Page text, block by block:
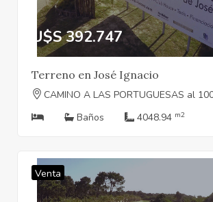
U$S 392.747
Terreno en José Ignacio
CAMINO A LAS PORTUGUESAS al
Baños
4048.94 m2
Venta